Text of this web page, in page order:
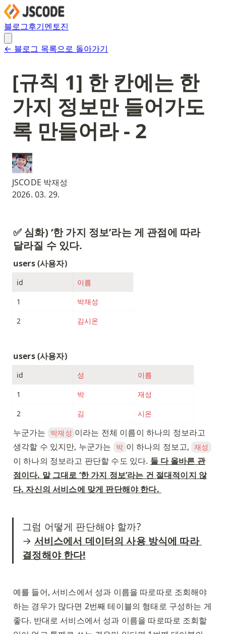
블로그후기멘토진
← 블로그 목록으로 돌아가기
[규칙 1] 한 칸에는 한
가지 정보만 들어가도
록 만들어라 - 2
JSCODE 박재성
2026. 03. 29.
✅ 심화) ‘한 가지 정보’라는 게 관점에 따라
달라질 수 있다.
users (사용자)
id
이름
1
박재성
2
김시온
users (사용자)
id 성
이름
1
박
재성
2
김 시온
누군가는 박재성 이라는 전체 이름이 하나의 정보라고
생각할 수 있지만, 누군가는
박 이 하나의 정보고, 재성
이 하나의 정보라고 판단할 수도 있다. 둘 다 올바른 관
점이다. 말 그대로 ‘한 가지 정보’라는 건 절대적이지 않
다. 자신의 서비스에 맞게 판단해야 한다.
그럼 어떻게 판단해야 할까?
→ 서비스에서 데이터의 사용 방식에 따라
결정해야 한다!
예를 들어, 서비스에서 성과 이름을 따로따로 조회해야
하는 경우가 많다면 2번째 테이블의 형태로 구성하는 게
좋다. 반대로 서비스에서 성과 이름을 따로따로 조회할